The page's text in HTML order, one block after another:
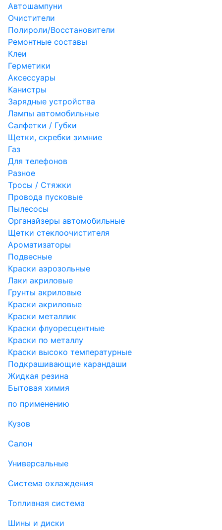
Автошампуни
Очистители
Полироли/Восстановители
Ремонтные составы
Клеи
Герметики
Аксессуары
Канистры
Зарядные устройства
Лампы автомобильные
Салфетки / Губки
Щетки, скребки зимние
Газ
Для телефонов
Разное
Тросы / Стяжки
Провода пусковые
Пылесосы
Органайзеры автомобильные
Щетки стеклоочистителя
Ароматизаторы
Подвесные
Краски аэрозольные
Лаки акриловые
Грунты акриловые
Краски акриловые
Краски металлик
Краски флуоресцентные
Краски по металлу
Краски высоко температурные
Подкрашивающие карандаши
Жидкая резина
Бытовая химия
по применению
Кузов
Салон
Универсальные
Система охлаждения
Топливная система
Шины и диски